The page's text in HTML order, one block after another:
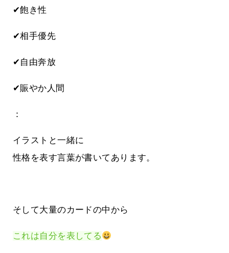
✔飽き性
✔相手優先
✔自由奔放
✔賑やか人間
：
イラストと一緒に
性格を表す言葉が書いてあります。
そして大量のカードの中から
これは自分を表してる